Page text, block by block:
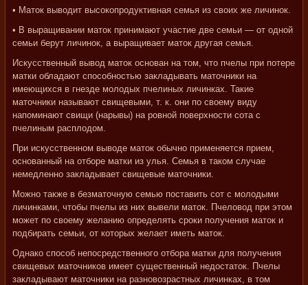
• Маток выводит высокопродуктивная семья из своих же личинок.
• В выращивании маток принимают участие две семьи — от одной
семьи берут личинок, а выращивает маток другая семья.
Искусственный вывод маток основан на том, что пчелы при потере
матки обладают способностью закладывать маточники на
имеющихся в гнезде молодых пчелиных личинках. Такие
маточники называют свищевыми, т. к. они по своему виду
напоминают свищи (нарывы) на ровной поверхности сота с
пчелиным расплодом.
При искусственном выводе маток обычно применяется прием,
основанный на отборе матки из улья. Семья в таком случае
немедленно закладывает свищевые маточники.
Можно также в безматочную семью поставить сот с молодыми
личинками, чтобы пчелы из них вывели маток. Пчеловод при этом
может по своему желанию определять сроки получения маток и
подбирать семьи, от которых желает иметь маток.
Однако способ непосредственного отбора матки для получения
свищевых маточников имеет существенный недостаток. Пчелы
закладывают маточники на разновозрастных личинках, в том